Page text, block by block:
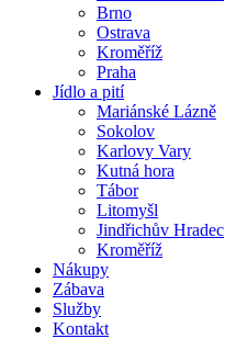
Brno
Ostrava
Kroměříž
Praha
Jídlo a pití
Mariánské Lázně
Sokolov
Karlovy Vary
Kutná hora
Tábor
Litomyšl
Jindřichův Hradec
Kroměříž
Nákupy
Zábava
Služby
Kontakt